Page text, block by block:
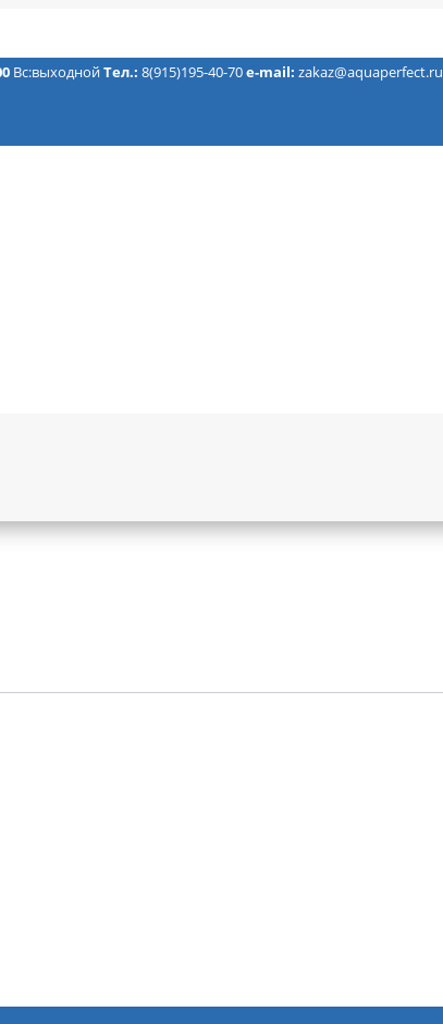
Вс:выходнойТел.: 8(915)195-40-70e-mail: zakaz@aquaperfect.ru